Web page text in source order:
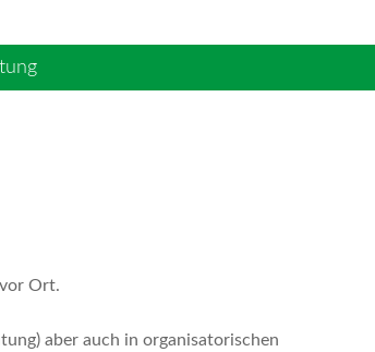
Ort.
aber auch in organisatorischen